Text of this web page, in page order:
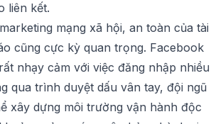
liên kết.
mạng xã hội, an toàn của tài
cũng cực kỳ quan trọng. Facebook
nhạy cảm với việc đăng nhập nhiều
qua trình duyệt dấu vân tay, đội ngũ
xây dựng môi trường vận hành độc